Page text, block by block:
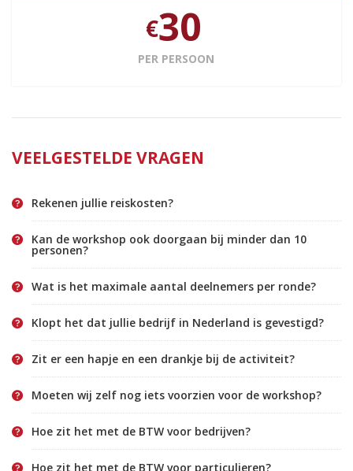
€30
PER PERSOON
VEELGESTELDE VRAGEN
Rekenen jullie reiskosten?
Kan de workshop ook doorgaan bij minder dan 10
personen?
Wat is het maximale aantal deelnemers per ronde?
Klopt het dat jullie bedrijf in Nederland is gevestigd?
Zit er een hapje en een drankje bij de activiteit?
Moeten wij zelf nog iets voorzien voor de workshop?
Hoe zit het met de BTW voor bedrijven?
Hoe zit het met de BTW voor particulieren?